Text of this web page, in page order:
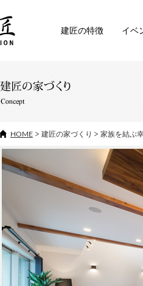
建匠の特徴 イベ
HOME 建匠の家づくり 家族を結ぶ